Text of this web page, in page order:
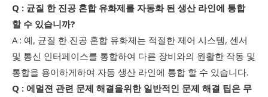
Q : 균질 한 진공 혼합 유화제를 자동화 된 생산 라인에 통합
할 수 있습니까?
A : 예, 균질 한 진공 혼합 유화제는 적절한 제어 시스템, 센서
및 통신 인터페이스를 통합하여 다른 장비와의 원활한 작동 및
통합을 용이하게하여 자동 생산 라인에 통합 할 수 있습니다.
Q : 에멀젼 관련 문제 해결을위한 일반적인 문제 해결 팁은 무